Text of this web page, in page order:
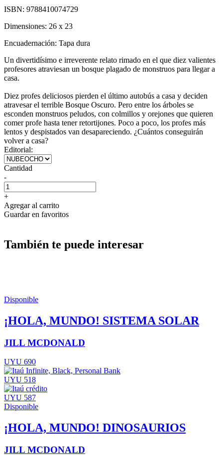
ISBN: 9788410074729
Dimensiones: 26 x 23
Encuadernación: Tapa dura
Un divertidísimo e irreverente relato rimado en el que diez valientes
profesores atraviesan un bosque plagado de monstruos para llegar a
casa.
Diez profes deliciosos pierden el último autobús a casa y deciden
atravesar el terrible Bosque Oscuro. Pero entre los árboles se
esconden monstruos peludos, con colmillos y orejones que quieren
comer profe hasta tener retortijones. Poco a poco, los profes más
lentos y despistados van desapareciendo. ¿Cuántos conseguirán
volver a casa?
Editorial:
Cantidad
-
+
Agregar al carrito
Guardar en favoritos
También te puede interesar
Disponible
¡HOLA, MUNDO! SISTEMA SOLAR
JILL MCDONALD
UYU 690
UYU 518
UYU 587
Disponible
¡HOLA, MUNDO! DINOSAURIOS
JILL MCDONALD